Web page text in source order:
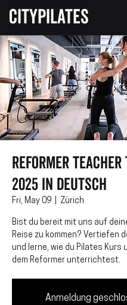
CITYPILATES
Reformer
2025 in Deutsch
Fri, May 09 Zürich
Bist du bereit mit uns auf
Reise zu kommen? Vertiefen
und lerne, wie du Pilates Kurs
dem Reformer unterrichtest.
Anmeldung